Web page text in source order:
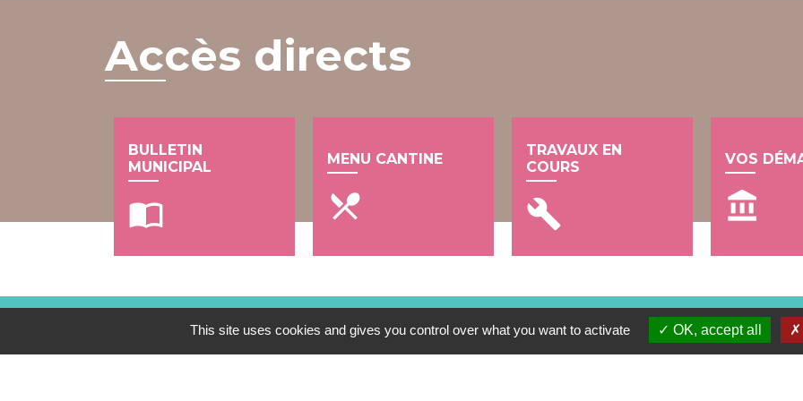
Accès directs
BULLETIN
MUNICIPAL
import_contacts
MENU CANTINE
local_dining
TRAVAUX EN
COURS
build
VOS
account_balance
Contacts
This site uses cookies and gives you control over what you want to activate OK, accept all